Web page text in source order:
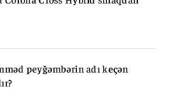
peyğəmbərin adı keçən